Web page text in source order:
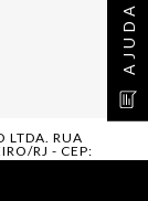
AJUDA
LTDA. RUA
RJ - CEP: